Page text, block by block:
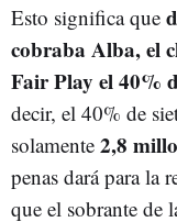
Esto significa que
cobraba Alba, el
Fair Play el 40%
decir, el 40% de
solamente 2,8
penas dará para la
que el sobrante de